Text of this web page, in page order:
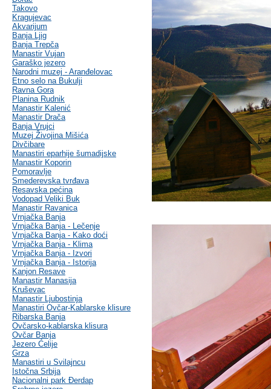
Takovo
Kragujevac
Akvarijum
Banja Ljig
Banja Trepča
Manastir Vujan
Garaško jezero
Narodni muzej - Aranđelovac
Etno selo na Bukulji
Ravna Gora
Planina Rudnik
Manastir Kalenić
Manastir Drača
Banja Vrujci
Muzej Živojina Mišića
Divčibare
Manastiri eparhije šumadijske
Manastir Koporin
Pomoravlje
Smederevska tvrđava
Resavska pećina
Vodopad Veliki Buk
Manastir Ravanica
Vrnjačka Banja
Vrnjačka Banja - Lečenje
Vrnjačka Banja - Kako doći
Vrnjačka Banja - Klima
Vrnjačka Banja - Izvori
Vrnjačka Banja - Istorija
Kanjon Resave
Manastir Manasija
Kruševac
Manastir Ljubostinja
Manastiri Ovčar-Kablarske klisure
Ribarska Banja
Ovčarsko-kablarska klisura
Ovčar Banja
Jezero Ćelije
Grza
Manastiri u Svilajncu
Istočna Srbija
Nacionalni park Đerdap